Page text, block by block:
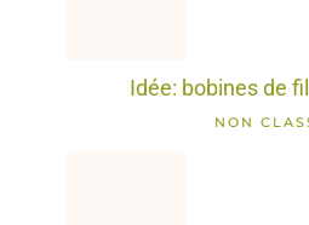
Idée: bobines de
NON